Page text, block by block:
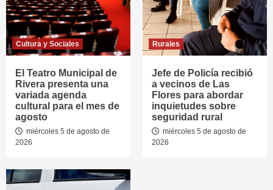
Cultura y Sociales
El Teatro Municipal de
Rivera presenta una
variada agenda
cultural para el mes de
agosto
miércoles 5 de agosto de
2026
Rurales
Jefe de Policía recibió
a vecinos de Las
Flores para abordar
inquietudes sobre
seguridad rural
miércoles 5 de agosto de
2026